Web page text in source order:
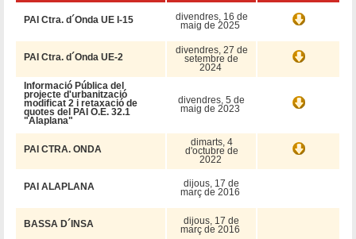
PAI Ctra. d´Onda UE I-15 divendres, 16 de
maig de 2025
PAI Ctra. d´Onda UE-2
divendres, 27 de
setembre de
2024
Informació Pública del
projecte d'urbanització
modificat 2 i retaxació de
quotes del PAI O.E. 32.1
"Alaplana"
divendres, 5 de
maig de 2023
PAI CTRA. ONDA
dimarts, 4
d'octubre de
2022
PAI ALAPLANA dijous, 17 de
març de 2016
BASSA D´INSA dijous, 17 de
març de 2016